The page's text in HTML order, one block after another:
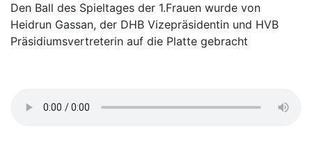
Den Ball des Spieltages der 1.Frauen wurde von
Heidrun Gassan, der DHB Vizepräsidentin und HVB
Präsidiumsvertreterin auf die Platte gebracht